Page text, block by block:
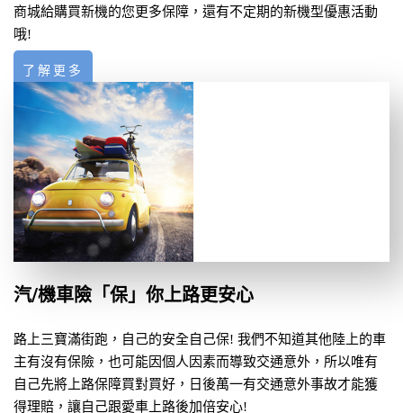
商城給購買新機的您更多保障，還有不定期的新機型優惠活動
哦!
了解更多
汽/機車險「保」你上路更安心
路上三寶滿街跑，自己的安全自己保! 我們不知道其他陸上的車
主有沒有保險，也可能因個人因素而導致交通意外，所以唯有
自己先將上路保障買對買好，日後萬一有交通意外事故才能獲
得理賠，讓自己跟愛車上路後加倍安心!